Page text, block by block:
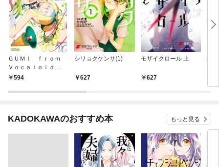
ＧＵＭＩ ｆｒｏｍ
Ｖｏｃａｌｏｉｄ
（１）
594
シリョクケンサ(1)
627
モザイクロール 上
627
弱
KADOKAWAのおすすめ本 もっと見る